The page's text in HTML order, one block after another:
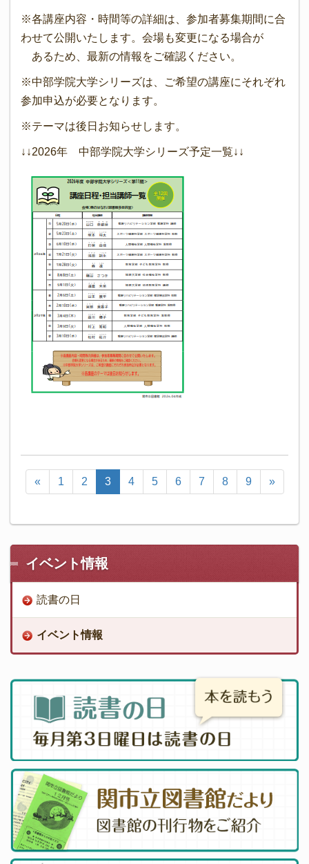
※各講座内容・時間等の詳細は、参加者募集期間に合
わせて公開いたします。会場も変更になる場合が
あるため、最新の情報をご確認ください。
※中部学院大学シリーズは、ご希望の講座にそれぞれ
参加申込が必要となります。
※テーマは後日お知らせします。
↓↓2026年 中部学院大学シリーズ予定一覧↓↓
« 1 2 3 4 5 6 7 8 9 »
イベント情報
読書の日
イベント情報